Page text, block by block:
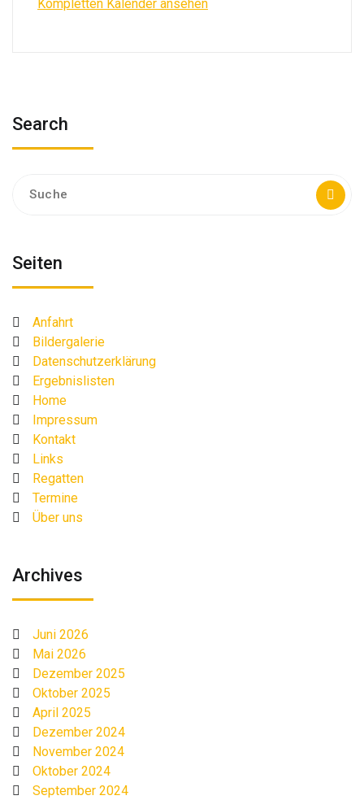
Kompletten Kalender ansehen
Search
nach:
Seiten
Anfahrt
Bildergalerie
Datenschutzerklärung
Ergebnislisten
Home
Impressum
Kontakt
Links
Regatten
Termine
Über uns
Archives
Juni 2026
Mai 2026
Dezember 2025
Oktober 2025
April 2025
Dezember 2024
November 2024
Oktober 2024
September 2024